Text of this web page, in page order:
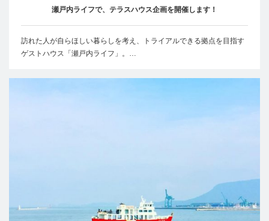
瀬戸内ライフで、テラスハウス企画を開催します！
訪れた人が自らほしい暮らしを考え、トライアルできる拠点を目指す
ゲストハウス「瀬戸内ライフ」。…